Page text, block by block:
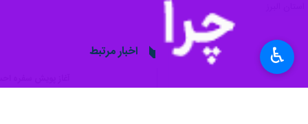
اخبار مرتبط ♿︎